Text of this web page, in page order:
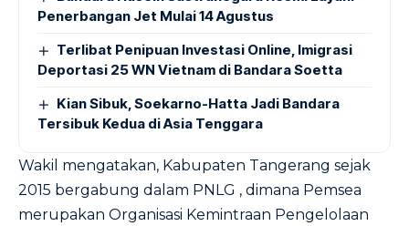
Penerbangan Jet Mulai 14 Agustus
Terlibat Penipuan Investasi Online, Imigrasi
Deportasi 25 WN Vietnam di Bandara Soetta
Kian Sibuk, Soekarno-Hatta Jadi Bandara
Tersibuk Kedua di Asia Tenggara
Wakil mengatakan, Kabupaten Tangerang sejak
2015 bergabung dalam PNLG , dimana Pemsea
merupakan Organisasi Kemintraan Pengelolaan